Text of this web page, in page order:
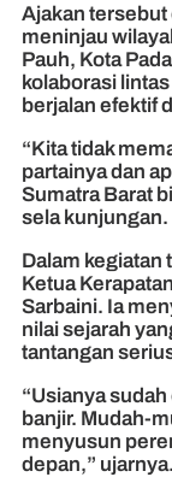
Ajakan tersebut
meninjau
Pauh, Kota
kolaborasi
berjalan efektif
“Kita tidak
partainya dan
Sumatra Barat
sela kunjungan.
Dalam kegiatan
Ketua
Sarbaini. Ia
nilai sejarah
tantangan
“Usianya
banjir. Mudah-
menyusun
depan,” ujarnya.